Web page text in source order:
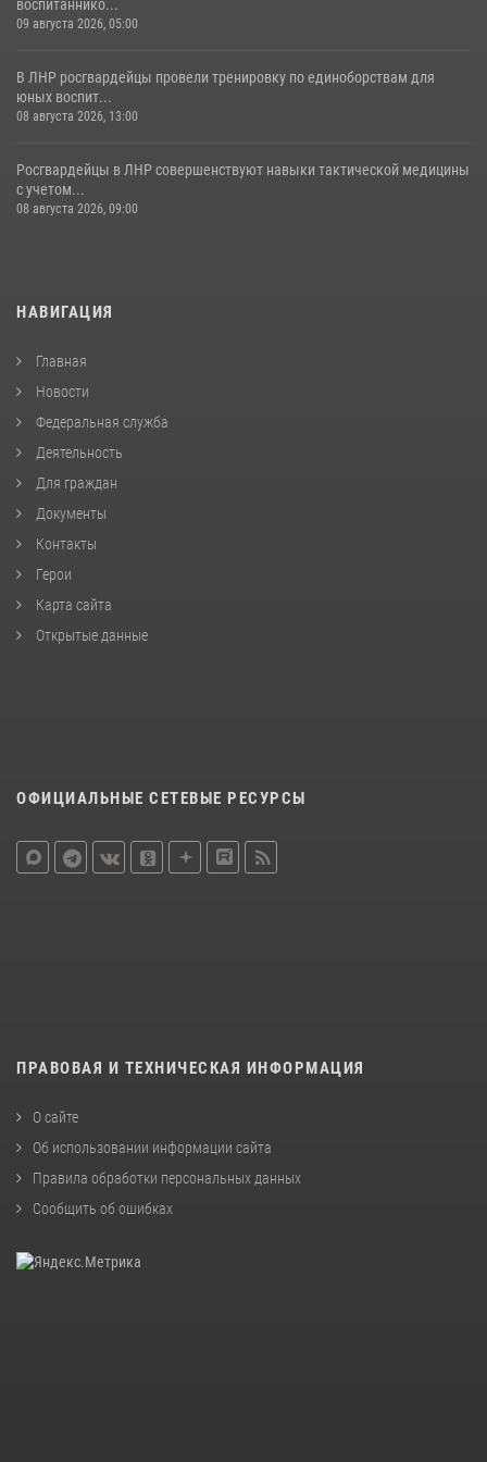
воспитаннико...
09 августа 2026, 05:00
В ЛНР росгвардейцы провели тренировку по единоборствам для
юных воспит...
08 августа 2026, 13:00
Росгвардейцы в ЛНР совершенствуют навыки тактической медицины
с учетом...
08 августа 2026, 09:00
НАВИГАЦИЯ
Главная
Новости
Федеральная служба
Деятельность
Для граждан
Документы
Контакты
Герои
Карта сайта
Открытые данные
ОФИЦИАЛЬНЫЕ СЕТЕВЫЕ РЕСУРСЫ
ПРАВОВАЯ И ТЕХНИЧЕСКАЯ ИНФОРМАЦИЯ
О сайте
Об использовании информации сайта
Правила обработки персональных данных
Сообщить об ошибках